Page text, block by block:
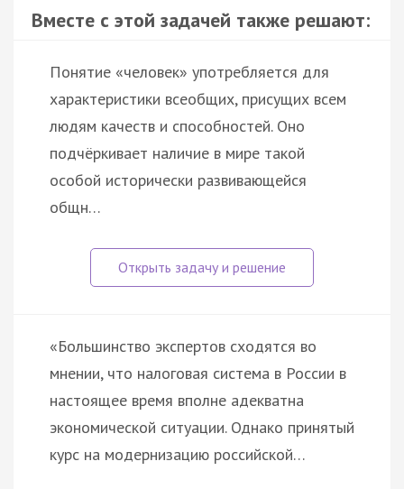
Вместе с этой задачей также решают:
Понятие «человек» употребляется для
характеристики всеобщих, присущих всем
людям качеств и способностей. Оно
подчёркивает наличие в мире такой
особой исторически развивающейся
общн…
«Большинство экспертов сходятся во
мнении, что налоговая система в России в
настоящее время вполне адекватна
экономической ситуации. Однако принятый
курс на модернизацию российской…